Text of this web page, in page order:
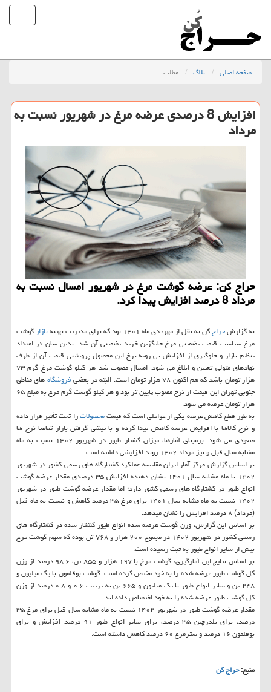
صفحه اصلی بلاگ مطلب
افزایش 8 درصدی عرضه مرغ در شهریور نسبت به
مرداد
حراج کن: عرضه گوشت مرغ در شهریور امسال نسبت به
مرداد 8 درصد افزایش پیدا کرد.
به گزارشحراجکن به نقل از مهر، دی ماه ۱۴۰۱ بود که برای مدیریت بهینه بازارگوشت
مرغ سیاست قیمت تضمینی مرغ جایگزین خرید تضمینی آن شد. بدین سان در امتداد
تنظیم بازار و جلوگیری از افزایش بی رویه نرخ این محصول پروتئینی قیمت آن از طرف
نهادهای متولی تعیین و ابلاغ می شود. امسال مصوب شد هر کیلو گوشت مرغ گرم ۷۳
هزار تومان باشد که هم اکنون ۷۸ هزار تومان است. البته در بعضی
فروشگاههای مناطق
جنوبی تهران این قیمت از نرخ مصوب پایین تر بود و هر کیلو گوشت گرم مرغ به مبلغ ۶۵
هزار تومان عرضه می شود.
به طور قطع کاهش عرضه یکی از عواملی است که قیمتمحصولاترا تحت تأثیر قرار داده
و نرخ کالاها با افزایش عرضه کاهش پیدا کرده و با پیشی گرفتن بازار تقاضا نرخ ها
صعودی می شود. برمبنای آمارها، میزان کشتار طیور در شهریور ۱۴۰۲ نسبت به ماه
مشابه سال قبل و نیز مرداد ۱۴۰۲ روند افزایشی داشته است.
بر اساس گزارش مرکز آمار ایران مقایسه عملکرد کشتارگاه های رسمی کشور در شهریور
۱۴۰۲ با ماه مشابه سال ۱۴۰۱ نشان دهنده افزایش ۳۵ درصدی مقدار عرضه گوشت
انواع طیور در کشتارگاه های رسمی کشور دارد؛ اما مقدار عرضه گوشت طیور در شهریور
۱۴۰۲ نسبت به ماه مشابه سال ۱۴۰۱ برای مرغ ۳۵ درصد کاهش و نسبت به ماه قبل
(مرداد) ۸ درصد افزایش را نشان میدهد.
بر اساس این گزارش، وزن گوشت عرضه شده انواع طیور کشتار شده در کشتارگاه های
رسمی کشور در شهریور ۱۴۰۲ در مجموع ۲۰۰ هزار و ۷۶۸ تن بوده که سهم گوشت مرغ
بیش از سایر انواع طیور به ثبت رسیده است.
بر اساس نتایج این آمارگیری، گوشت مرغ با ۱۹۷ هزار و ۸۵۵ تن، ۹۸.۶ درصد از وزن
کل گوشت طیور عرضه شده را به خود مختص کرده است. گوشت بوقلمون با یک میلیون و
۲۴۸ تن و سایر انواع طیور با یک میلیون و ۶۶۵ تن به ترتیب ۰.۶ و ۰.۸ درصد از وزن
کل گوشت طیور عرضه شده را به خود اختصاص داده اند.
مقدار عرضه گوشت طیور در شهریور ۱۴۰۲ نسبت به ماه مشابه سال قبل برای مرغ ۳۵
درصد، برای بلدرچین ۳۵ درصد، برای سایر انواع طیور ۹۱ درصد افزایش و برای
بوقلمون ۱۶ درصد و شترمرغ ۶۰ درصد کاهش داشته است.
منبع:حراج كن